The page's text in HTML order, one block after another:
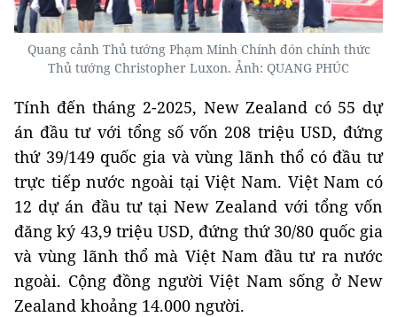
Quang cảnh Thủ tướng Phạm Minh Chính đón chính thức
Thủ tướng Christopher Luxon. Ảnh: QUANG PHÚC
Tính đến tháng 2-2025, New Zealand có 55 dự
án đầu tư với tổng số vốn 208 triệu USD, đứng
thứ 39/149 quốc gia và vùng lãnh thổ có đầu tư
trực tiếp nước ngoài tại Việt Nam. Việt Nam có
12 dự án đầu tư tại New Zealand với tổng vốn
đăng ký 43,9 triệu USD, đứng thứ 30/80 quốc gia
và vùng lãnh thổ mà Việt Nam đầu tư ra nước
ngoài. Cộng đồng người Việt Nam sống ở New
Zealand khoảng 14.000 người.